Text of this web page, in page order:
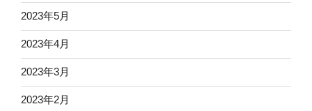
2023年5月
2023年4月
2023年3月
2023年2月